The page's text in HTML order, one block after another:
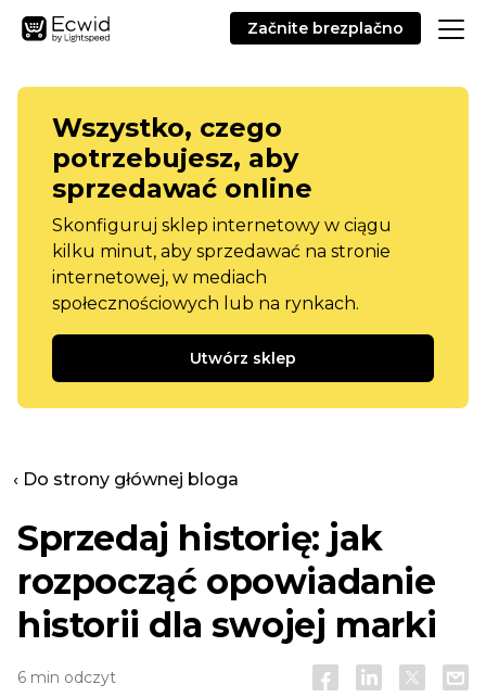
Začnite brezplačno
Wszystko, czego
potrzebujesz, aby
sprzedawać online
Skonfiguruj sklep internetowy w ciągu
kilku minut, aby sprzedawać na stronie
internetowej, w mediach
społecznościowych lub na rynkach.
Utwórz sklep
‹ Do strony głównej bloga
Sprzedaj historię: jak
rozpocząć opowiadanie
historii dla swojej marki
6 min odczyt